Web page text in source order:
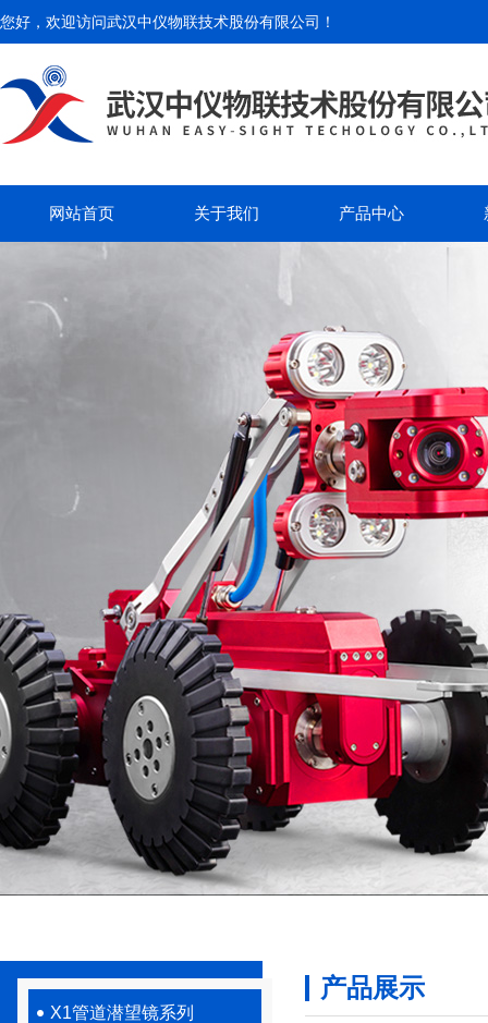
您好，欢迎访问武汉中仪物联技术股份有限公司 ！
网站首页 关于我们 产品中心
X1管道潜望镜系列
产品展示